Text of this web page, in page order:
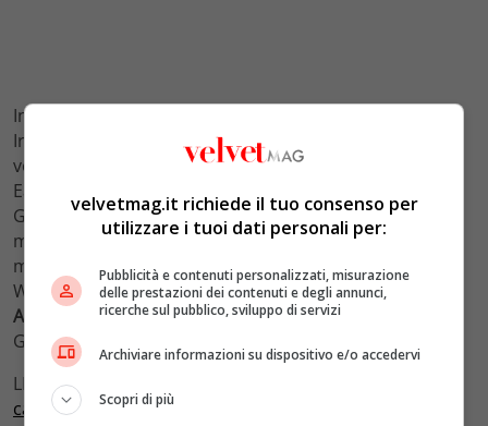
In contemporanea,
Irlanda. Questo fine settimana, la principessa Anna è
volata in Australia per l’apertura del 200esimo Royal
Easter Show di Sydney. Oggi è giunta in Papua Nuova
Guinea per continuare il suo tour nell’emisfero
meridionale insieme a suo marito. Verso la fine del
mese, anche il principe
Edoardo e sua moglie
Wessex si recheranno ai Caraibi. Faranno visita ad
Antigua
e Barbuda, Grenada, St Lucia e St Vincent e
Grenadine dal 22 al 28 aprile.
LEGGI ANCHE:
cavalli che sfida il rischio per la salute
velvetmag.it richiede il tuo consenso per
utilizzare i tuoi dati personali per:
Pubblicità e contenuti personalizzati, misurazione
delle prestazioni dei contenuti e degli annunci,
ricerche sul pubblico, sviluppo di servizi
Archiviare informazioni su dispositivo e/o accedervi
Scopri di più